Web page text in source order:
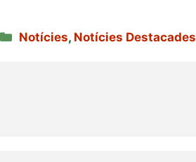
Categories
Notícies, Notícies Destacades